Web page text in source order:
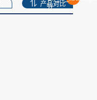
产品对比
}}